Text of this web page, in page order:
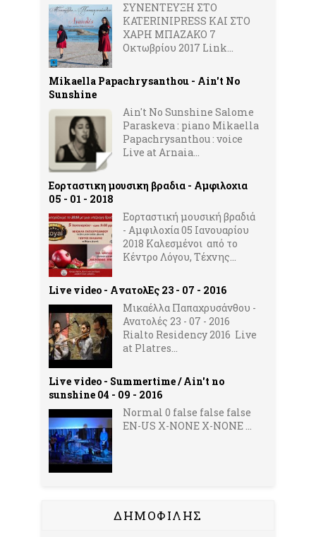
ΣΥΝΕΝΤΕΥΞΗ ΣΤΟ
KATERINIPRESS ΚΑΙ ΣΤΟ
ΧΑΡΗ ΜΠΑΖΑΚΟ 7
Οκτωβρίου 2017 Link...
Mikaella Papachrysanthou - Ain't No
Sunshine
Ain't No Sunshine Salome
Paraskeva : piano Mikaella
Papachrysanthou : voice
Live at Arnaia...
Εορταστικη μουσικη βραδια - Αμφιλοχια
05 - 01 - 2018
Εορταστική μουσική βραδιά
- Αμφιλοχία 05 Ιανουαρίου
2018 Καλεσμένοι από το
Κέντρο Λόγου, Τέχνης...
Live video - AνατολΕς 23 - 07 - 2016
Μικαέλλα Παπαχρυσάνθου -
Ανατολές 23 - 07 - 2016
Rialto Residency 2016 Live
at Platres...
Live video - Summertime / Ain't no
sunshine 04 - 09 - 2016
Normal 0 false false false
EN-US X-NONE X-NONE ...
ΔΗΜΟΦΙΛΗΣ